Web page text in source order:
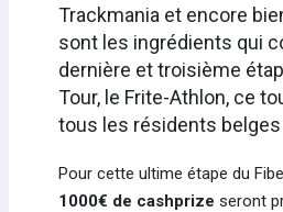
Trackmania et encore
sont les ingrédients qui
dernière et troisième
Tour, le Frite-Athlon, ce
tous les résidents belges
Pour cette ultime étape du
1000€ de cashprize seront